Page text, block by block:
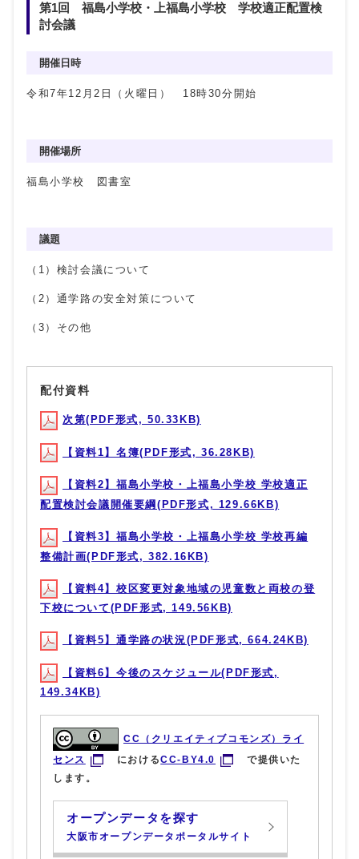
第1回 福島小学校・上福島小学校 学校適正配置検
討会議
開催日時
令和7年12月2日（火曜日） 18時30分開始
開催場所
福島小学校 図書室
議題
（1）検討会議について
（2）通学路の安全対策について
（3）その他
配付資料
次第(PDF形式, 50.33KB)
【資料1】名簿(PDF形式, 36.28KB)
【資料2】福島小学校・上福島小学校 学校適正
配置検討会議開催要綱(PDF形式, 129.66KB)
【資料3】福島小学校・上福島小学校 学校再編
整備計画(PDF形式, 382.16KB)
【資料4】校区変更対象地域の児童数と両校の登
下校について(PDF形式, 149.56KB)
【資料5】通学路の状況(PDF形式, 664.24KB)
【資料6】今後のスケジュール(PDF形式,
149.34KB)
CC（クリエイティブコモンズ）ライ
センス
におけるCC-BY4.0
で提供いた
します。
オープンデータを探す
大阪市オープンデータポータルサイト